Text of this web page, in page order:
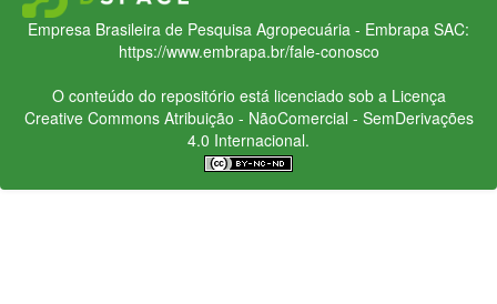
Empresa Brasileira de Pesquisa Agropecuária - Embrapa SAC:
https://www.embrapa.br/fale-conosco
O conteúdo do repositório está licenciado sob a Licença
Creative CommonsAtribuição - NãoComercial - SemDerivações
4.0 Internacional.